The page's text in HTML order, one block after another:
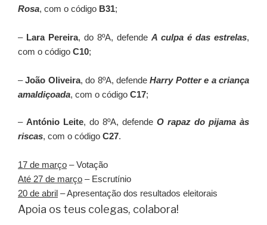
Rosa, com o código B31;
– Lara Pereira, do 8ºA, defende A culpa é das estrelas,
com o código C10;
–João Oliveira, do 8ºA, defendeHarry Potter e a criança
amaldiçoada, com o código C17;
– António Leite, do 8ºA, defende O rapaz do pijama às
riscas, com o código C27.
17 de março – Votação
Até 27 de março – Escrutínio
20 de abril – Apresentação dos resultados eleitorais
Apoia os teus colegas, colabora!